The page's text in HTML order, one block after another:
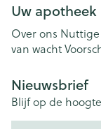
Uw apotheek
Over ons
van wacht
Nieuwsbrief
Blijf op de